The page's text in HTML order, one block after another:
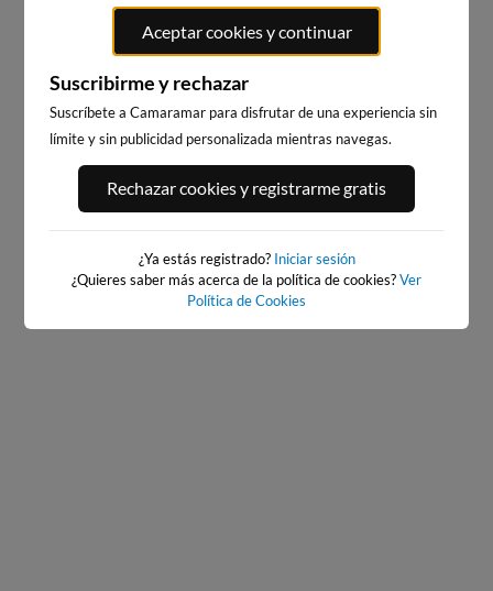
PLAYA DE SALINAS, SALINAS
26km · Salinas
PLAYA DE SALINAS, SALINAS
OESTE
26km · Salinas
Aceptar cookies y continuar
Suscribirme y rechazar
Suscríbete a Camaramar para disfrutar de una experiencia sin
límite y sin publicidad personalizada mientras navegas.
Rechazar cookies y registrarme gratis
¿Ya estás registrado? Iniciar sesión
¿Quieres saber más acerca de la política de cookies?Ver
Política de Cookies